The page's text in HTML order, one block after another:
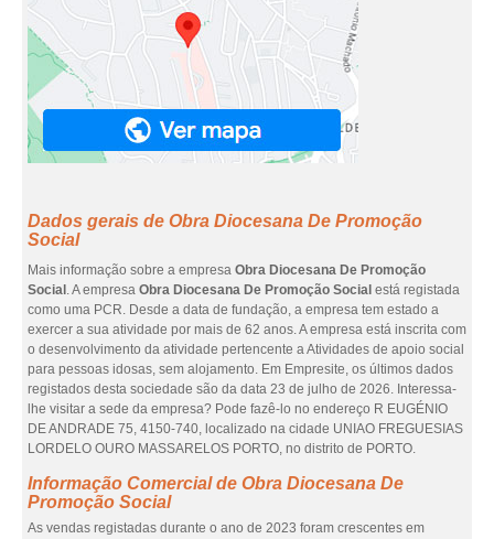
Dados gerais de Obra Diocesana De Promoção
Social
Mais informação sobre a empresa Obra Diocesana De Promoção
Social . A empresa Obra Diocesana De Promoção Social está registada
como uma PCR. Desde a data de fundação, a empresa tem estado a
exercer a sua atividade por mais de 62 anos. A empresa está inscrita com
o desenvolvimento da atividade pertencente a Atividades de apoio social
para pessoas idosas, sem alojamento. Em Empresite, os últimos dados
registados desta sociedade são da data 23 de julho de 2026. Interessa-
lhe visitar a sede da empresa? Pode fazê-lo no endereço R EUGÉNIO
DE ANDRADE 75, 4150-740, localizado na cidade UNIAO FREGUESIAS
LORDELO OURO MASSARELOS PORTO, no distrito de PORTO.
Informação Comercial de Obra Diocesana De
Promoção Social
As vendas registadas durante o ano de 2023 foram crescentes em